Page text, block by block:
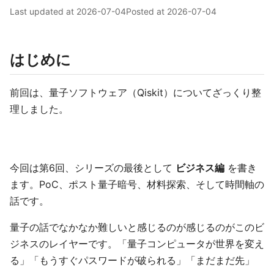
Last updated at 2026-07-04Posted at 2026-07-04
はじめに
前回は、量子ソフトウェア（Qiskit）についてざっくり整
理しました。
今回は第6回、シリーズの最後として ビジネス編 を書き
ます。PoC、ポスト量子暗号、材料探索、そして時間軸の
話です。
量子の話でなかなか難しいと感じるのが感じるのがこのビ
ジネスのレイヤーです。「量子コンピュータが世界を変え
る」「もうすぐパスワードが破られる」「まだまだ先」